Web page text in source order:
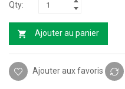
Ajouter au panier
Ajouter aux favoris